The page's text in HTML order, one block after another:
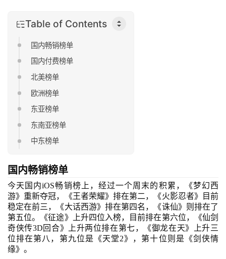
Table of Contents
国内畅销榜单
国内付费榜单
北美榜单
欧洲榜单
东亚榜单
东南亚榜单
中东榜单
国内畅销榜单
今天 国内iOS畅销榜 上，经过一个周末的积累，《梦幻西
游》重新夺冠，《王者荣耀》排在第二，《火影忍者》目前
稳定在前三，《大话西游》排在第四名，《诛仙》则排在了
第五位。《征途》上升四位入榜，目前排在第六位，《仙剑
奇侠传3D回合》上升两位排在第七，《御龙在天》上升三
位排在第八，第九位是《天堂2》，第十位则是《剑侠情
缘》。